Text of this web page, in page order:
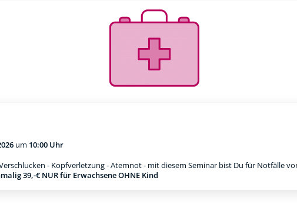
um 10:00 Uhr
- Kopfverletzung - Atemnot - mit diesem Seminar bist Du für Notfälle
39,-€ NUR für Erwachsene OHNE Kind